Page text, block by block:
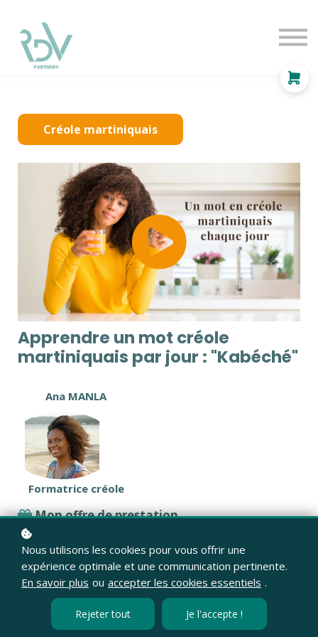
Se connecter
Créole martiniquais
Apprendre un mot créole
martiniquais par jour : "Kabéché"
Ana MANLA
Formatrice créole
Mon offre de prestation
Objectif :Apprendre un mot créole
martiniquais par jour
Public cible :
Nous utilisons les cookies pour vous offrir une
expérience optimale et une communication pertinente.
En savoir plus ou accepter les cookies essentiels .
Rejeter tout Je l'accepte !